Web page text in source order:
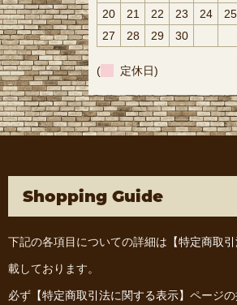
20 21 22 23 24 25
27
28 29 30
( 定休日)
Shopping Guide
下記の各項目についての詳細は 【特定商取
載しております。
必ず 【特定商取引法に関する表示】 ページ